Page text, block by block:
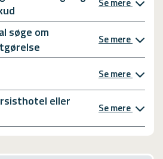
Se mere
søge om
Se mere
Se mere
eller
Se mere